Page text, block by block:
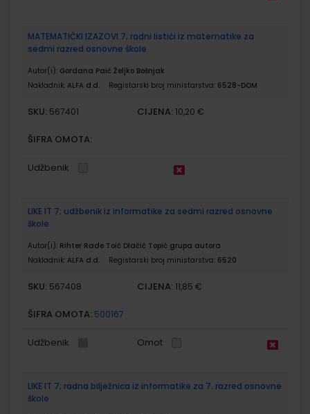
MATEMATIČKI IZAZOVI 7; radni listići iz matematike za
sedmi razred osnovne škole
Autor(i): Gordana Paić Željko Bošnjak
Nakladnik: ALFA d.d. Registarski broj ministarstva: 6528-DOM
SKU: 567401 CIJENA: 10,20 €
ŠIFRA OMOTA:
Udžbenik
LIKE IT 7; udžbenik iz informatike za sedmi razred osnovne
škole
Autor(i): Rihter Rade Toić Dlačić Topić grupa autora
Nakladnik: ALFA d.d. Registarski broj ministarstva: 6520
SKU: 567408 CIJENA: 11,85 €
ŠIFRA OMOTA: 500167
Udžbenik Omot
LIKE IT 7; radna bilježnica iz informatike za 7. razred osnovne
škole